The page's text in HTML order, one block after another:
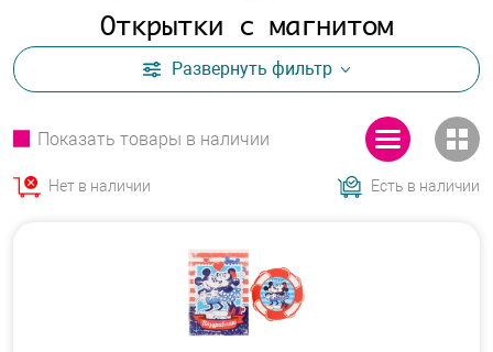
Открытки с магнитом
Развернуть фильтр
Показать товары в наличии
Нет в наличии Есть в наличии